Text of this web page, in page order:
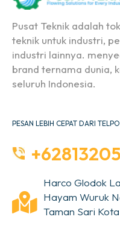
Pusat Teknik adalah
teknik untuk industri,
industri lainnya.
brand ternama dunia,
seluruh Indonesia.
PESAN LEBIH CEPAT DARI
Harco Glodok
Hayam Wuruk
Taman Sari